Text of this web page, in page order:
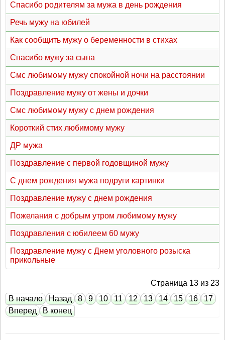
Спасибо родителям за мужа в день рождения
Речь мужу на юбилей
Как сообщить мужу о беременности в стихах
Спасибо мужу за сына
Смс любимому мужу спокойной ночи на расстоянии
Поздравление мужу от жены и дочки
Смс любимому мужу с днем рождения
Короткий стих любимому мужу
ДР мужа
Поздравление с первой годовщиной мужу
С днем рождения мужа подруги картинки
Поздравление мужу с днем рождения
Пожелания с добрым утром любимому мужу
Поздравления с юбилеем 60 мужу
Поздравление мужу с Днем уголовного розыска
прикольные
Страница 13 из 23
В начало
Назад 8 9 10 11 12 13 14 15 16
17
Вперед
В конец